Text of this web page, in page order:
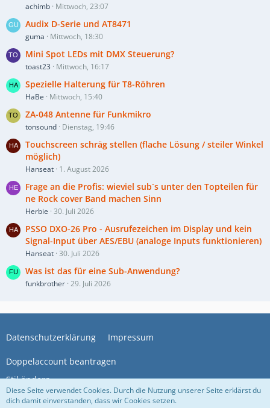
achimb Mittwoch, 23:07
Audix D-Serie und AT8471
guma Mittwoch, 18:30
Mini Spot LEDs mit DMX Steuerung?
toast23 Mittwoch, 16:17
Spezielle Halterung für T8-Röhren
HaBe Mittwoch, 15:40
ZA-048 Antenne für Funkmikro
tonsound Dienstag, 19:46
Touchscreen schräg stellen (flache Lösung / steiler Winkel
möglich)
Hanseat 1. August 2026
Frage an die Profis: wieviel sub´s unter den Topteilen für
ne Rock cover Band machen Sinn
Herbie 30. Juli 2026
PSSO DXO-26 Pro - Ausrufezeichen im Display und kein
Signal-Input über AES/EBU (analoge Inputs funktionieren)
Hanseat 30. Juli 2026
Was ist das für eine Sub-Anwendung?
funkbrother 29. Juli 2026
Stil ändern
Datenschutzerklärung Impressum
Doppelaccount beantragen
Diese Seite verwendet Cookies. Durch die Nutzung unserer Seite erklärst du
dich damit einverstanden, dass wir Cookies setzen.